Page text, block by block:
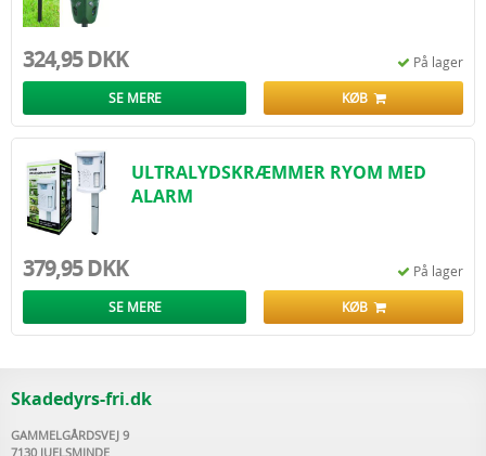
324,95 DKK På lager
SE MERE KØB
ULTRALYDSKRÆMMER RYOM MED
ALARM
379,95 DKK På lager
SE MERE KØB
Skadedyrs-fri.dk
GAMMELGÅRDSVEJ 9
7130 JUELSMINDE